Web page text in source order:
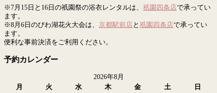
※7月15日と16日の祇園祭の浴衣レンタルは、 祇園四条店で承ってい
ます。
※8月6日のびわ湖花火大会は、 京都駅前店 と 祇園四条店で承ってい
ます。
便利な事前決済をご利用ください。
予約カレンダー
2026年8月
月
火 水 木 金 土
日